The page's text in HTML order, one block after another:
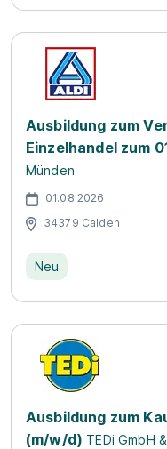
Ausbildung zum
Einzelhandel zum
Münden
01.08.2026
34379 Calden
Neu
Ausbildung zum
(m/w/d) TEDi GmbH